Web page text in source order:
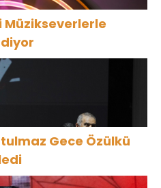
Müzikseverlerle
Gece Özülkü